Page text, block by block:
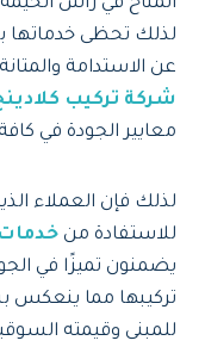
المناخ في رأس
لذلك تحظى خدماتها
عن الاستدامة
شركة تركيب
معايير الجودة في
لذلك فإن العملاء
للاستفادة من
يضمنون تميزًا في
تركيبها مما ينعكس
للمبنى وقيمته